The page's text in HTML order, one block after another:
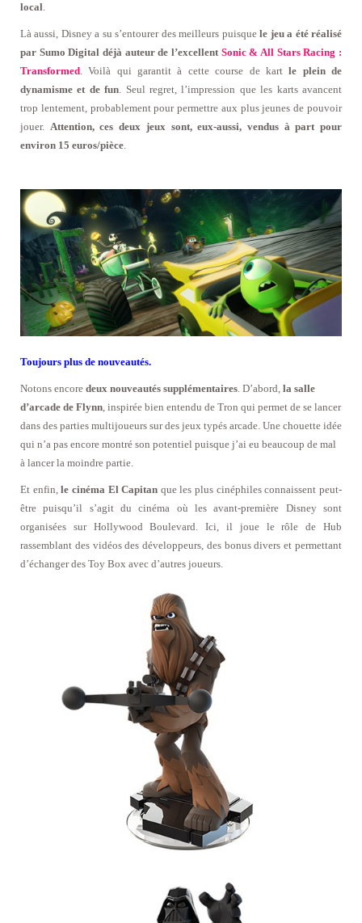
local.
Là aussi, Disney a su s’entourer des meilleurs puisquele jeu a été réalisé
par Sumo Digital déjà auteur de l’excellent Sonic & All Stars Racing :
Transformed. Voilà qui garantit à cette course de kartle plein de
dynamisme et de fun. Seul regret, l’impression que les karts avancent
trop lentement, probablement pour permettre aux plus jeunes de pouvoir
jouer. Attention, ces deux jeux sont, eux-aussi, vendus à part pour
environ 15 euros/pièce.
Toujours plus de nouveautés.
Notons encore deux nouveautés supplémentaires . D’abord, la salle
d’arcade de Flynn , inspirée bien entendu de Tron qui permet de se lancer
dans des parties multijoueurs sur des jeux typés arcade. Une chouette idée
qui n’a pas encore montré son potentiel puisque j’ai eu beaucoup de mal
à lancer la moindre partie.
Et enfin,le cinéma El Capitan que les plus cinéphiles connaissent peut-
être puisqu’il s’agit du cinéma où les avant-première Disney sont
organisées sur Hollywood Boulevard. Ici, il joue le rôle de Hub
rassemblant des vidéos des développeurs, des bonus divers et permettant
d’échanger des Toy Box avec d’autres joueurs.